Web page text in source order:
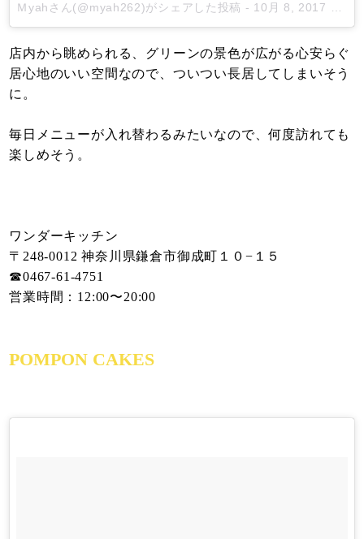
Ｍyah さん(@myah262)がシェアした投稿 - 10月 8, 2017 at 6:02午前 PDT
店内から眺められる、グリーンの景色が広がる心安らぐ
居心地のいい空間なので、ついつい長居してしまいそう
に。
毎日メニューが入れ替わるみたいなので、何度訪れても
楽しめそう。
ワンダーキッチン
〒248-0012 神奈川県鎌倉市御成町１０−１５
☎︎0467-61-4751
営業時間：12:00〜20:00
POMPON CAKES